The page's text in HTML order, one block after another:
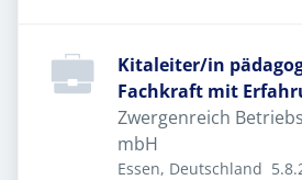
Kitaleiter/in
Fachkraft mit
Zwergenreich
mbH
Essen, Deutschland